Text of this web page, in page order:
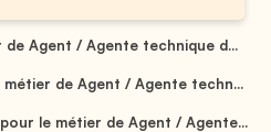
Agent / Agente technique d...
de Agent / Agente techn...
le métier de Agent / Agente...